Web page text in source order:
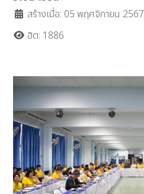
สร้างเมื่อ: 05 พฤศจิกายน 2567
ฮิต: 1886